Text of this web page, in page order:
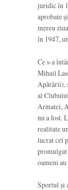
juridic în
aprobate
mereu
în 1947,
Ce s-a
Mihail
Apărării),
al
Armatei,
nu a fost.
realitate
lucrat cel
promulgat
oameni
Sportul și